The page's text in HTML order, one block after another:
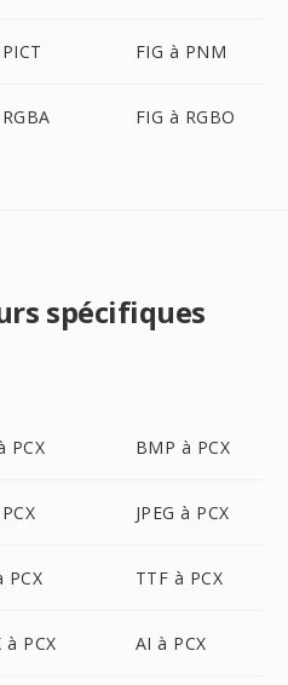
FIG à PNM
FIG à RGBO
spécifiques
PCX BMP à PCX
JPEG à PCX
PCX TTF à PCX
à PCX AI à PCX